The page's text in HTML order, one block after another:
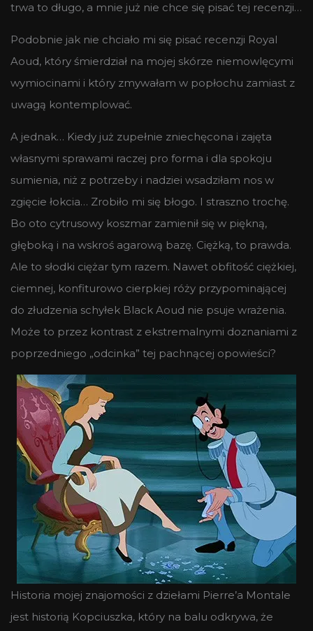
trwa to długo, a mnie już nie chce się pisać tej recenzji…
Podobnie jak nie chciało mi się pisać recenzji Royal
Aoud, który śmierdział na mojej skórze niemowlęcymi
wymiocinami i który zmywałam w popłochu zamiast z
uwagą kontemplować.
A jednak… Kiedy już zupełnie zniechęcona i zajęta
własnymi sprawami raczej pro forma i dla spokoju
sumienia, niż z potrzeby i nadziei wsadziłam nos w
zgięcie łokcia… Zrobiło mi się błogo. I straszno trochę.
Bo oto cytrusowy koszmar zamienił się w piękną,
głęboką i na wskroś agarową bazę. Ciężką, to prawda.
Ale to słodki ciężar tym razem. Nawet obfitość ciężkiej,
ciemnej, konfiturowo cierpkiej róży przypominającej
do złudzenia schyłek Black Aoud nie psuje wrażenia.
Może to przez kontrast z ekstremalnymi doznaniami z
poprzedniego „odcinka” tej pachnącej opowieści?
Historia mojej znajomości z dziełami Pierre’a Montale
jest historią Kopciuszka, który na balu odkrywa, że